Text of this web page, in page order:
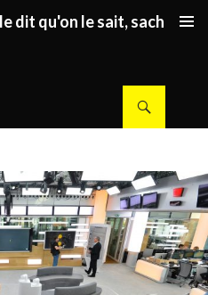
dit qu'on le sait, sachez